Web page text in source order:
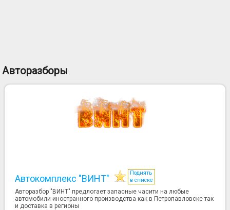
Авторазборы
Автокомплекс "ВИНТ"
Поднять
в списке
Авторазбор "ВИНТ" предлогает запасные часити на любые
автомобили иностранного производства как в Петропавловске так
и доставка в регионы